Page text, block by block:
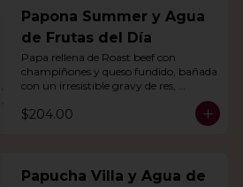
Papona Summer y Agua
de Frutas del Día
Papa rellena de Roast beef con
champiñones y queso fundido, bañada
con un irresistible gravy de res,
$204.00
Papucha Villa y Agua de